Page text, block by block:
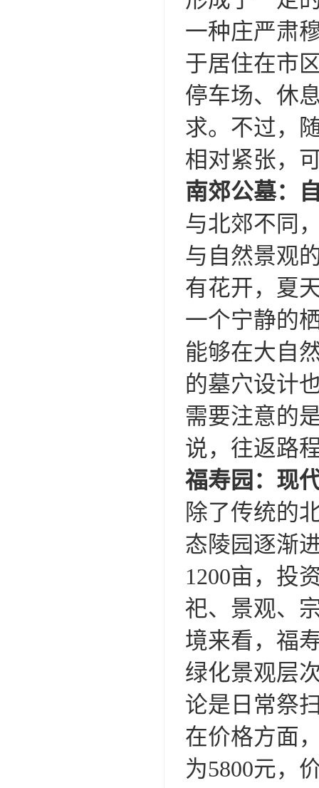
一种庄严肃
于居住在市
停车场、休
求。不过，
相对紧张，
南郊公墓：
与北郊不同
与自然景观
有花开，夏
一个宁静的
能够在大自
的墓穴设计
需要注意的
说，往返路
福寿园：现
除了传统的
态陵园逐渐
1200亩，投
祀、景观、
境来看，福
绿化景观层
论是日常祭
在价格方面
为5800元，